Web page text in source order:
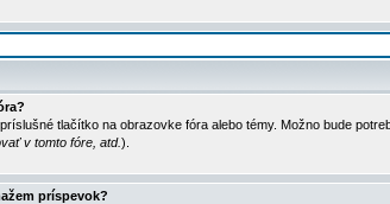
tlačítko na obrazovke fóra alebo témy. Možno bude
v tomto fóre, atd.).
príspevok?